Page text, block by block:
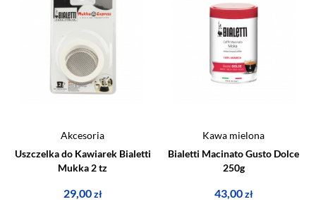
Akcesoria
Uszczelka do Kawiarek Bialetti
Mukka 2 tz
29,00zł
Kawa mielona
Bialetti Macinato Gusto Dolce
250g
43,00zł